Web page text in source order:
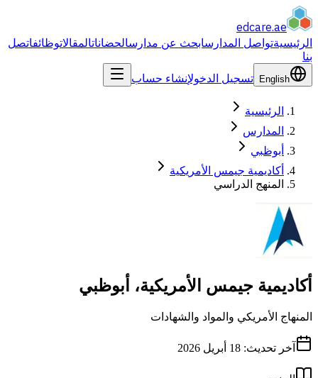
edcare.ae
الرئيسيةتواصل المدارسابحث عن مدارسالحضاناتالمقالاتوظائفاتصل
بنا
English تسجيل الدخولإنشاء حساب
الرئيسية
المدارس
أبوظبي
أكاديمية جيمس الأمريكية
المنهج الدراسي
أكاديمية جيمس الأمريكية، أبوظبي
المنهاج الأمريكي والمواد والشهادات
آخر تحديث: 18 أبريل 2026